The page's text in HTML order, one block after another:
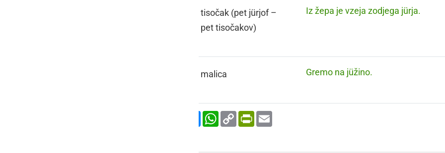
tisočak (pet jürjof –
pet tisočakov)
Iz žepa je vzeja zodjega jürja.
malica Gremo na jüžino.
FacebookMessenger
WhatsApp
Copy
Link
PrintFriendly